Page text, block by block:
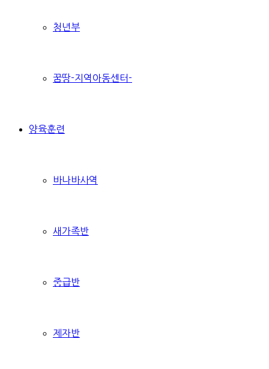
청년부
꿈땅-지역아동센터-
양육훈련
바나바사역
새가족반
중급반
제자반